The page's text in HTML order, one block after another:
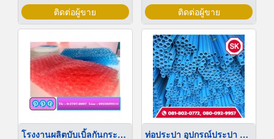
ติดต่อผู้ขาย ติดต่อผู้ขาย
โรงงานผลิตบับเบิ้ลกันกระแทก ราคาส่ง ท่อประปา อุปกรณ์ประปา ลพบุรี